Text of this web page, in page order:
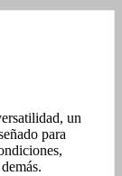
un
para